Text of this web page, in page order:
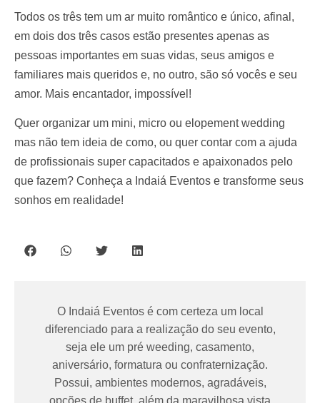
Todos os três tem um ar muito romântico e único, afinal,
em dois dos três casos estão presentes apenas as
pessoas importantes em suas vidas, seus amigos e
familiares mais queridos e, no outro, são só vocês e seu
amor. Mais encantador, impossível!
Quer organizar um mini, micro ou elopement wedding
mas não tem ideia de como, ou quer contar com a ajuda
de profissionais super capacitados e apaixonados pelo
que fazem? Conheça a Indaiá Eventos e transforme seus
sonhos em realidade!
O Indaiá Eventos é com certeza um local
diferenciado para a realização do seu evento,
seja ele um pré weeding, casamento,
aniversário, formatura ou confraternização.
Possui, ambientes modernos, agradáveis,
opções de buffet, além da maravilhosa vista